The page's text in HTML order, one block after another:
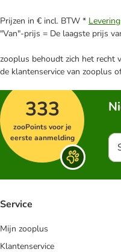
Prijzen in € incl. BTW *
"Van"-prijs = De laagste prijs
zooplus behoudt zich het recht
de klantenservice van zooplus
333
zooPoints voor je
eerste aanmelding
Service
Mijn zooplus
Klantenservice